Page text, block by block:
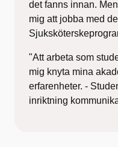
det fanns innan.
mig att jobba med
"Att arbeta som
mig knyta mina
erfarenheter. -
inriktning